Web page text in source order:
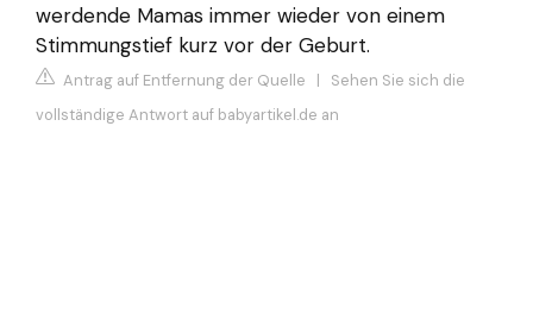
werdende Mamas immer wieder von einem
Stimmungstief kurz vor der Geburt.
Antrag auf Entfernung der Quelle | Sehen Sie sich die
vollständige Antwort auf babyartikel.de an